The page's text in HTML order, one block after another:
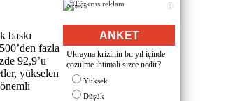
baskı
fazla
92,9’u
yükselen
Реклама
ANKET
Ukrayna krizinin bu yıl içinde
çözülme ihtimali sizce nedir?
Yüksek
Düşük